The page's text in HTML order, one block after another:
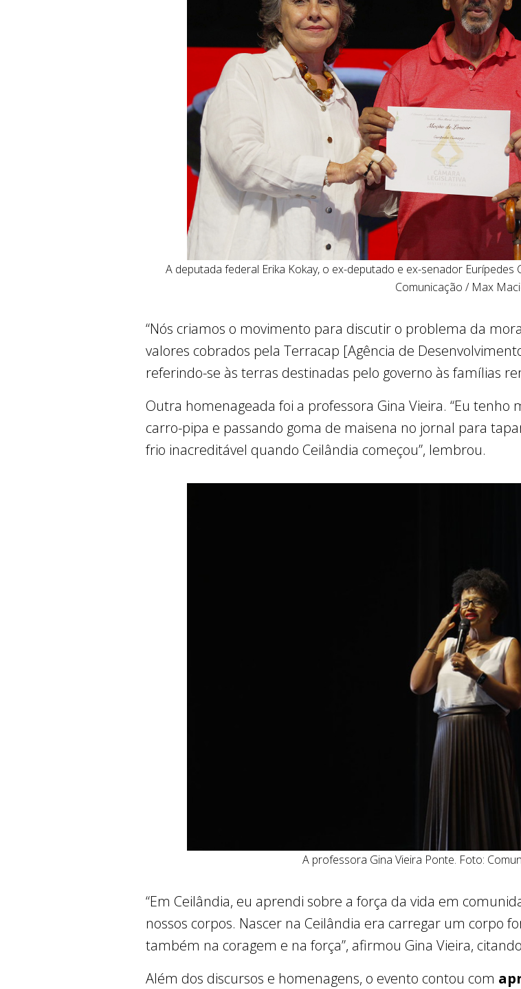
A deputada federal Erika Kokay, o ex-deputado e ex-senador
Comunicação / Max
“Nós criamos o movimento para discutir o problema da
valores cobrados pela Terracap [Agência de
referindo-se às terras destinadas pelo governo às famílias
Outra homenageada foi a professora Gina Vieira. “Eu
carro-pipa e passando goma de maisena no jornal para
frio inacreditável quando Ceilândia começou”, lembrou.
A professora Gina Vieira Ponte. Foto:
“Em Ceilândia, eu aprendi sobre a força da vida em
nossos corpos. Nascer na Ceilândia era carregar um corpo
também na coragem e na força”, afirmou Gina Vieira,
Além dos discursos e homenagens, o evento contou com